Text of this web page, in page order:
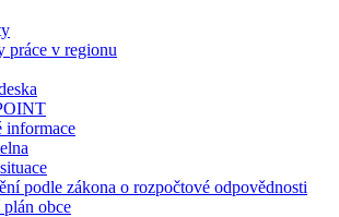
práce v regionu
informace
podle zákona o rozpočtové odpovědnosti
obce